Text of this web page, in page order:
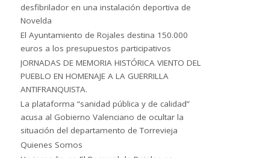
desfibrilador en una instalación deportiva de
Novelda
El Ayuntamiento de Rojales destina 150.000
euros a los presupuestos participativos
JORNADAS DE MEMORIA HISTÓRICA VIENTO DEL
PUEBLO EN HOMENAJE A LA GUERRILLA
ANTIFRANQUISTA.
La plataforma “sanidad pública y de calidad”
acusa al Gobierno Valenciano de ocultar la
situación del departamento de Torrevieja
Quienes Somos